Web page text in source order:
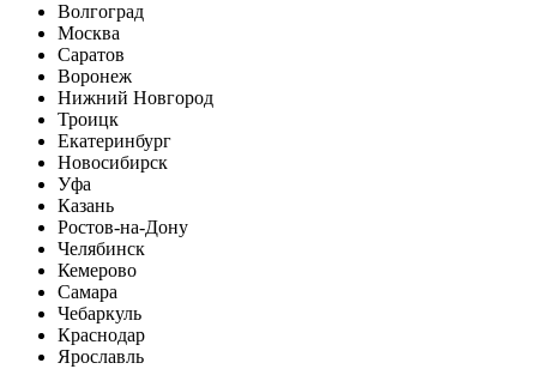
Волгоград
Москва
Саратов
Воронеж
Нижний Новгород
Троицк
Екатеринбург
Новосибирск
Уфа
Казань
Ростов-на-Дону
Челябинск
Кемерово
Самара
Чебаркуль
Краснодар
Ярославль